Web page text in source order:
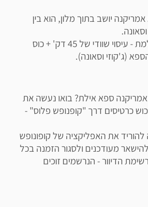
יושב בתוך מלון, הוא בין
• הדיל שלנו: חבילת פינוק מושלמת - עיסוי שוודי של 45 דק' + כוס
(ג'קוזי וסאונה).
ספא אילת? בואו נעשה את
כרטיסים דרך "קופנופש פלוס" -
את האפליקציה של קופונופש
מעודכנים ולסגור הזמנה בכל
הדיוור - הנרשמים זוכים